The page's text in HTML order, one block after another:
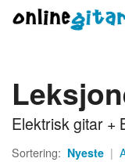
Meny
Logg inn
Elektrisk gitar +
Sortering: Nyeste |